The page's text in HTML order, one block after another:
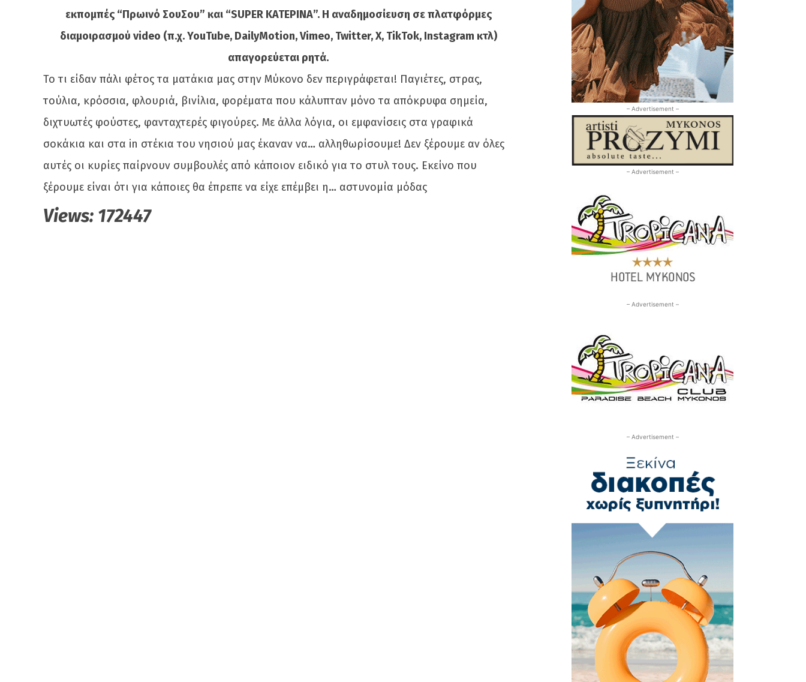
εκπομπές “Πρωινό ΣουΣου” και “SUPER ΚΑΤΕΡΙΝΑ”. Η αναδημοσίευση σε πλατφόρμες
διαμοιρασμού video (π.χ. YouTube, DailyMotion, Vimeo, Twitter, X, TikTok, Instagram κτλ)
απαγορεύεται ρητά.
Το τι είδαν πάλι φέτος τα ματάκια μας στην Μύκονο δεν περιγράφεται! Παγιέτες, στρας,
τούλια, κρόσσια, φλουριά, βινίλια, φορέματα που κάλυπταν μόνο τα απόκρυφα σημεία,
διχτυωτές φούστες, φανταχτερές φιγούρες. Με άλλα λόγια, οι εμφανίσεις στα γραφικά
σοκάκια και στα in στέκια του νησιού μας έκαναν να… αλληθωρίσουμε! Δεν ξέρουμε αν όλες
αυτές οι κυρίες παίρνουν συμβουλές από κάποιον ειδικό για το στυλ τους. Εκείνο που
ξέρουμε είναι ότι για κάποιες θα έπρεπε να είχε επέμβει η… αστυνομία μόδας
Views: 172447
– Advertisement –
– Advertisement –
– Advertisement –
– Advertisement –